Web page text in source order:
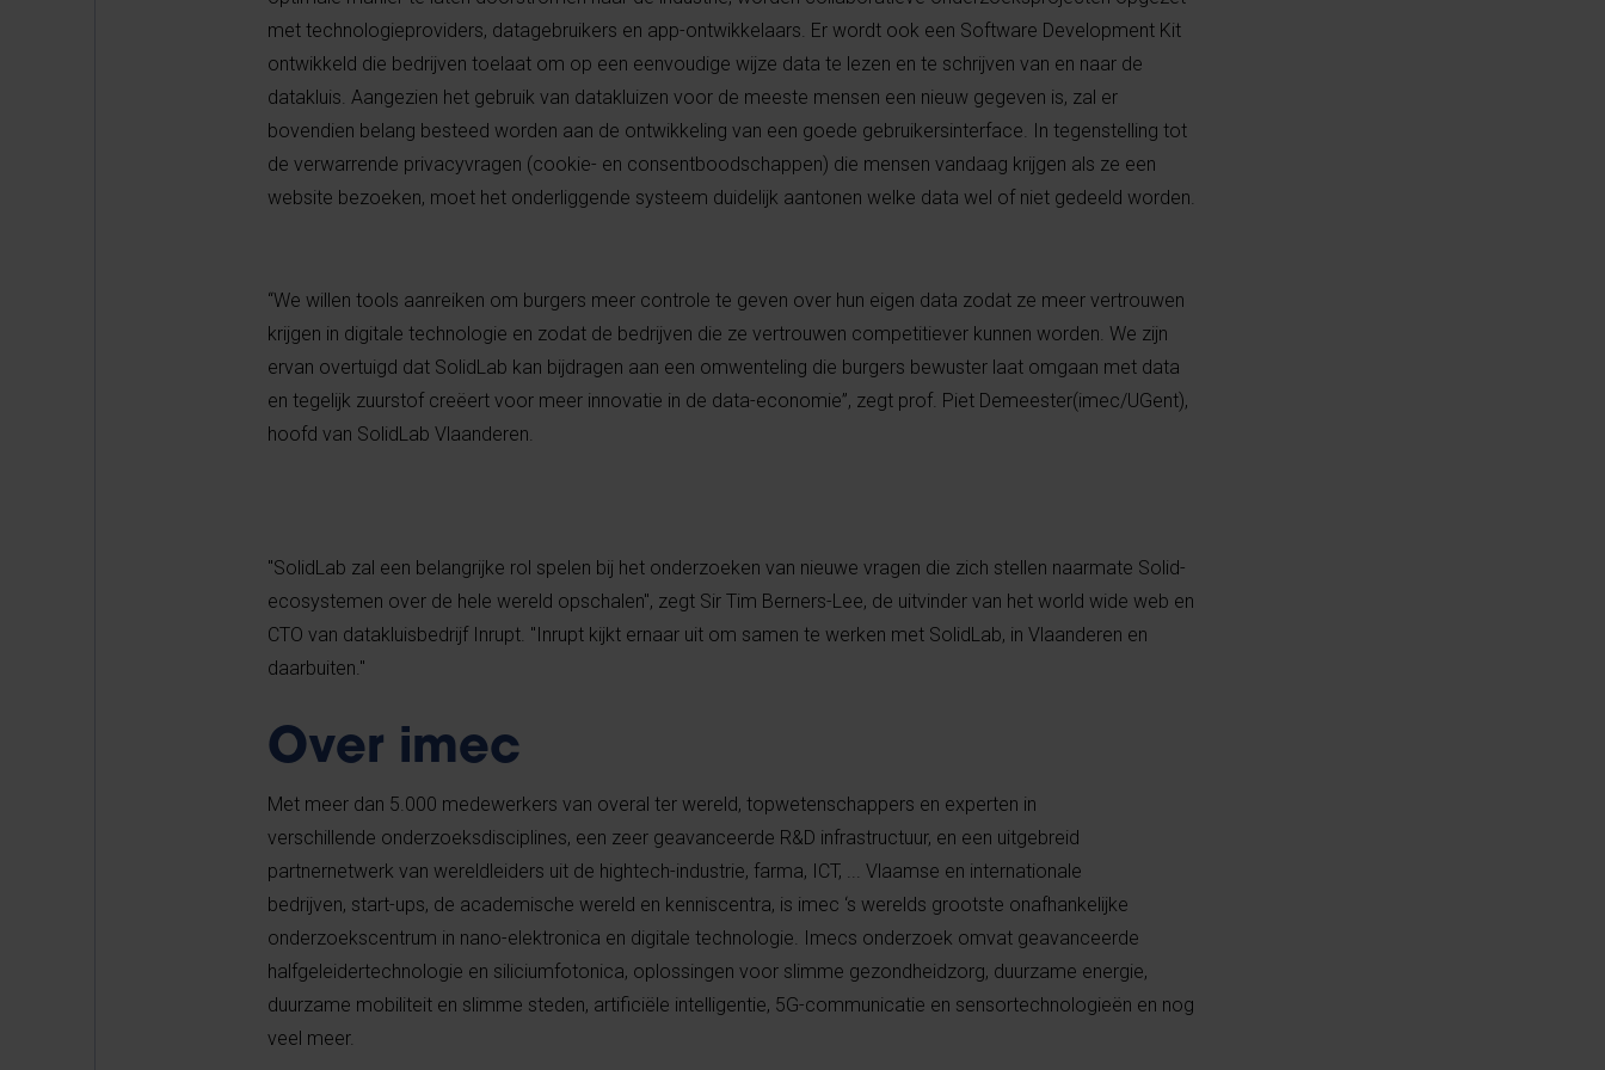
met technologieproviders, datagebruikers en app-ontwikkelaars. Er wordt ook een Software Development Kit
ontwikkeld die bedrijven toelaat om op een eenvoudige wijze data te lezen en te schrijven van en naar de
datakluis. Aangezien het gebruik van datakluizen voor de meeste mensen een nieuw gegeven is, zal er
bovendien belang besteed worden aan de ontwikkeling van een goede gebruikersinterface. In tegenstelling tot
de verwarrende privacyvragen (cookie- en consentboodschappen) die mensen vandaag krijgen als ze een
website bezoeken, moet het onderliggende systeem duidelijk aantonen welke data wel of niet gedeeld worden.
“We willen tools aanreiken om burgers meer controle te geven over hun eigen data zodat ze meer vertrouwen
krijgen in digitale technologie en zodat de bedrijven die ze vertrouwen competitiever kunnen worden. We zijn
ervan overtuigd dat SolidLab kan bijdragen aan een omwenteling die burgers bewuster laat omgaan met data
en tegelijk zuurstof creëert voor meer innovatie in de data-economie”, zegt prof. Piet Demeester(imec/UGent),
hoofd van SolidLab Vlaanderen.
"SolidLab zal een belangrijke rol spelen bij het onderzoeken van nieuwe vragen die zich stellen naarmate Solid-
ecosystemen over de hele wereld opschalen", zegt Sir Tim Berners-Lee, de uitvinder van het world wide web en
CTO van datakluisbedrijf Inrupt. "Inrupt kijkt ernaar uit om samen te werken met SolidLab, in Vlaanderen en
daarbuiten."
Over imec
Met meer dan 5.000 medewerkers van overal ter wereld, topwetenschappers en experten in
verschillende onderzoeksdisciplines, een zeer geavanceerde R&D infrastructuur, en een uitgebreid
partnernetwerk van wereldleiders uit de hightech-industrie, farma, ICT, ... Vlaamse en internationale
bedrijven, start-ups, de academische wereld en kenniscentra, is imec ‘s werelds grootste onafhankelijke
onderzoekscentrum in nano-elektronica en digitale technologie. Imecs onderzoek omvat geavanceerde
halfgeleidertechnologie en siliciumfotonica, oplossingen voor slimme gezondheidzorg, duurzame energie,
duurzame mobiliteit en slimme steden, artificiële intelligentie, 5G-communicatie en sensortechnologieën en nog
veel meer.